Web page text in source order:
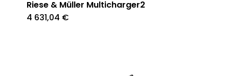
Riese & Müller Multicharger2
4 631,04 €